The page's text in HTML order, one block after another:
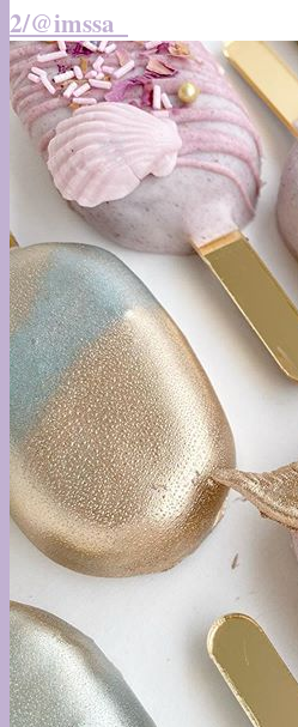
2/@imssa_